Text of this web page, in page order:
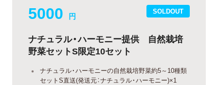
SOLDOUT
5000 円
ナチュラル・ハーモニー提供 自然栽培
野菜セットS限定10セット
ナチュラル・ハーモニーの自然栽培野菜約5～10種類
セットS直送(発送元：ナチュラル・ハーモニー)×1